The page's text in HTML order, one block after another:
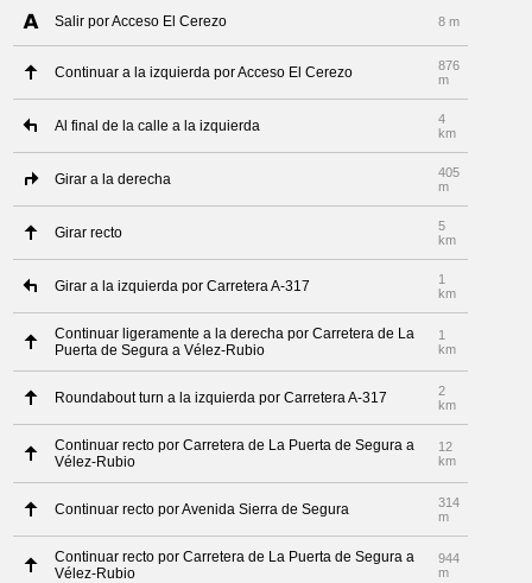
Salir por Acceso El Cerezo 8 m
Continuar a la izquierda por Acceso El Cerezo
876
m
Al final de la calle a la izquierda
4
km
Girar a la derecha
405
m
Girar recto
5
km
Girar a la izquierda por Carretera A-317
1
km
Continuar ligeramente a la derecha por Carretera de La
Puerta de Segura a Vélez-Rubio
1
km
Roundabout turn a la izquierda por Carretera A-317
2
km
Continuar recto por Carretera de La Puerta de Segura a
Vélez-Rubio
12
km
Continuar recto por Avenida Sierra de Segura
314
m
Continuar recto por Carretera de La Puerta de Segura a
Vélez-Rubio
944
m